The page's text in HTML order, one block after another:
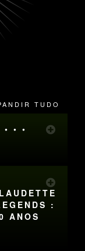
TUDO
• •
:
ANOS